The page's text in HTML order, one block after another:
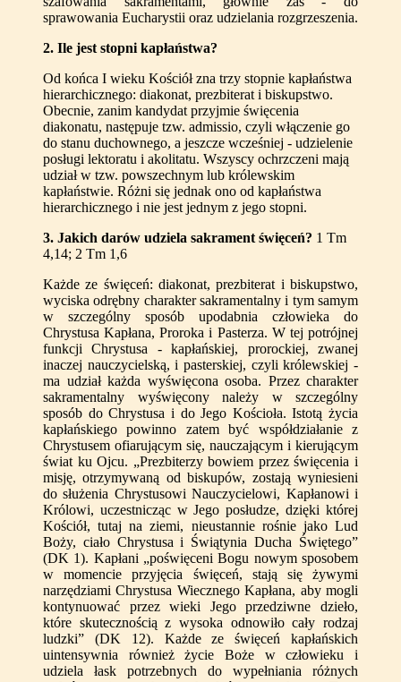
sprawowania Eucharystii oraz udzielania rozgrzeszenia.
2. Ile jest stopni kapłaństwa?
Od końca I wieku Kościół zna trzy stopnie kapłaństwa
hierarchicznego: diakonat, prezbiterat i biskupstwo.
Obecnie, zanim kandydat przyjmie święcenia
diakonatu, następuje tzw. admissio, czyli włączenie go
do stanu duchownego, a jeszcze wcześniej - udzielenie
posługi lektoratu i akolitatu. Wszyscy ochrzczeni mają
udział w tzw. powszechnym lub królewskim
kapłaństwie. Różni się jednak ono od kapłaństwa
hierarchicznego i nie jest jednym z jego stopni.
3. Jakich darów udziela sakrament święceń? 1 Tm
4,14; 2 Tm 1,6
Każde ze święceń: diakonat, prezbiterat i biskupstwo,
wyciska odrębny charakter sakramentalny i tym samym
w szczególny sposób upodabnia człowieka do
Chrystusa Kapłana, Proroka i Pasterza. W tej potrójnej
funkcji Chrystusa - kapłańskiej, prorockiej, zwanej
inaczej nauczycielską, i pasterskiej, czyli królewskiej -
ma udział każda wyświęcona osoba. Przez charakter
sakramentalny wyświęcony należy w szczególny
sposób do Chrystusa i do Jego Kościoła. Istotą życia
kapłańskiego powinno zatem być współdziałanie z
Chrystusem ofiarującym się, nauczającym i kierującym
świat ku Ojcu. „Prezbiterzy bowiem przez święcenia i
misję, otrzymywaną od biskupów, zostają wyniesieni
do służenia Chrystusowi Nauczycielowi, Kapłanowi i
Królowi, uczestnicząc w Jego posłudze, dzięki której
Kościół, tutaj na ziemi, nieustannie rośnie jako Lud
Boży, ciało Chrystusa i Świątynia Ducha Świętego”
(DK 1). Kapłani „poświęceni Bogu nowym sposobem
w momencie przyjęcia święceń, stają się żywymi
narzędziami Chrystusa Wiecznego Kapłana, aby mogli
kontynuować przez wieki Jego przedziwne dzieło,
które skutecznością z wysoka odnowiło cały rodzaj
ludzki” (DK 12). Każde ze święceń kapłańskich
uintensywnia również życie Boże w człowieku i
udziela łask potrzebnych do wypełniania różnych